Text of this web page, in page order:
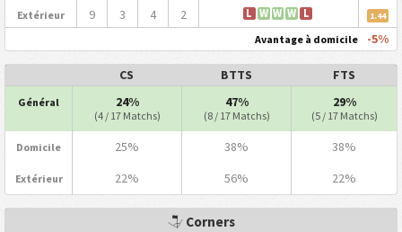
Extérieur 9 3 4 2 L W W W L 1.44
Avantage à domicile -5%
CS BTTS FTS
Général 24%
(4 / 17 Matchs)
47%
(8 / 17 Matchs)
29%
(5 / 17 Matchs)
Domicile 25% 38% 38%
Extérieur 22% 56% 22%
Corners